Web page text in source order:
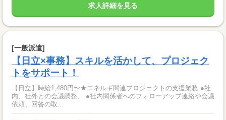
求人詳細を見る
[一般派遣]
【日立×事務】スキルを活かして、プロジェク
トをサポート！
【日立】時給1,480円〜★エネルギ関連プロジェクトの支援業務 ●社
内、社外との会議調整、 ●社内関係者へのフォローアップ連絡や会議
依頼、回答の取...